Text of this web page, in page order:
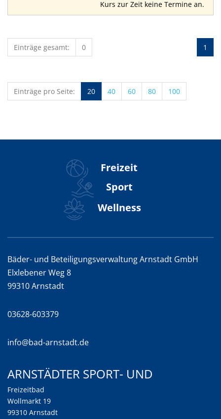
Kurs zur Zeit keine Termine an.
1
Einträge gesamt: 0
Einträge pro Seite: 20 40 60 80 100
Freizeit
Sport
Wellness
Bäder- und Beteiligungsverwaltung Arnstadt GmbH
Elxlebener Weg 8
99310 Arnstadt
03628-603379
info@bad-arnstadt.de
Arnstädter Sport- und
Freizeitbad
Wollmarkt 19
99310 Arnstadt